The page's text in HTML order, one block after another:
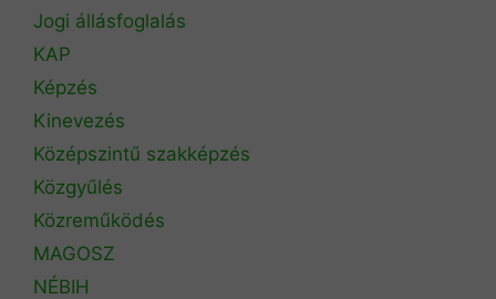
Jogi állásfoglalás
KAP
Képzés
Kinevezés
Középszintű szakképzés
Közgyűlés
Közreműködés
MAGOSZ
NÉBIH